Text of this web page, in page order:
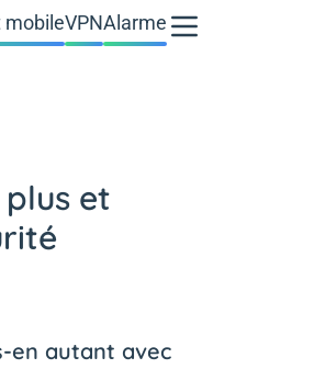
mobileVPNAlarme
et
en autant avec